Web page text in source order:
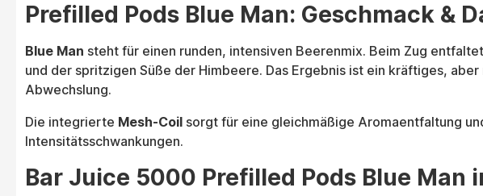
Prefilled Pods Blue Man: Geschmack &
Blue Man steht für einen runden, intensiven Beerenmix. Beim Zug
und der spritzigen Süße der Himbeere. Das Ergebnis ist ein kräftiges,
Abwechslung.
Die integrierte Mesh-Coil sorgt für eine gleichmäßige Aromaentfaltung
Intensitätsschwankungen.
Bar Juice 5000 Prefilled Pods Blue Man